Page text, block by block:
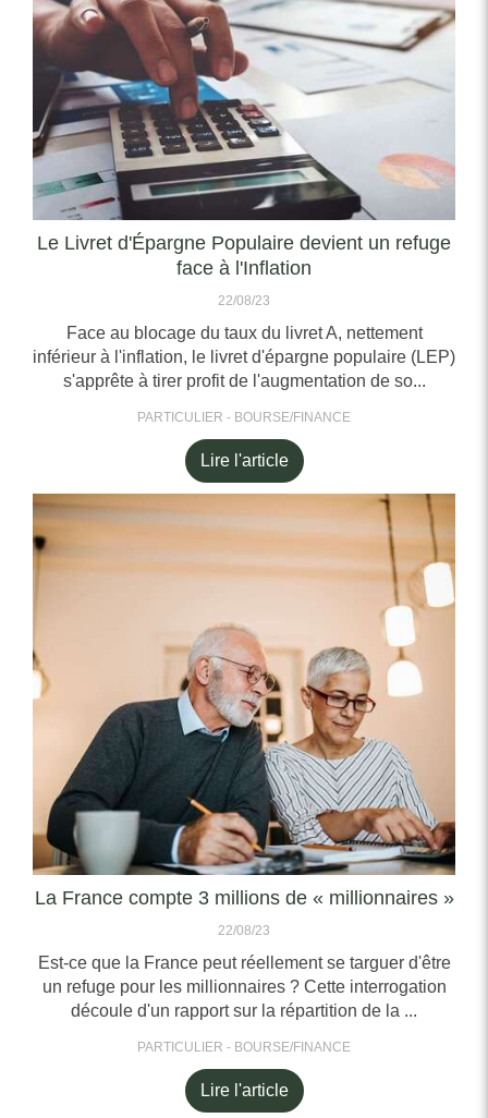
Le Livret d'Épargne Populaire devient un refuge
face à l'Inflation
22/08/23
Face au blocage du taux du livret A, nettement
inférieur à l'inflation, le livret d'épargne populaire (LEP)
s'apprête à tirer profit de l'augmentation de so...
PARTICULIER - BOURSE/FINANCE
Lire l'article
La France compte 3 millions de « millionnaires »
22/08/23
Est-ce que la France peut réellement se targuer d'être
un refuge pour les millionnaires ? Cette interrogation
découle d'un rapport sur la répartition de la ...
PARTICULIER - BOURSE/FINANCE
Lire l'article